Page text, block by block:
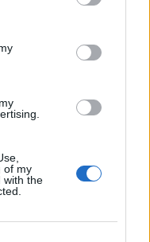
of my
with the
και club
κρατήσεις και